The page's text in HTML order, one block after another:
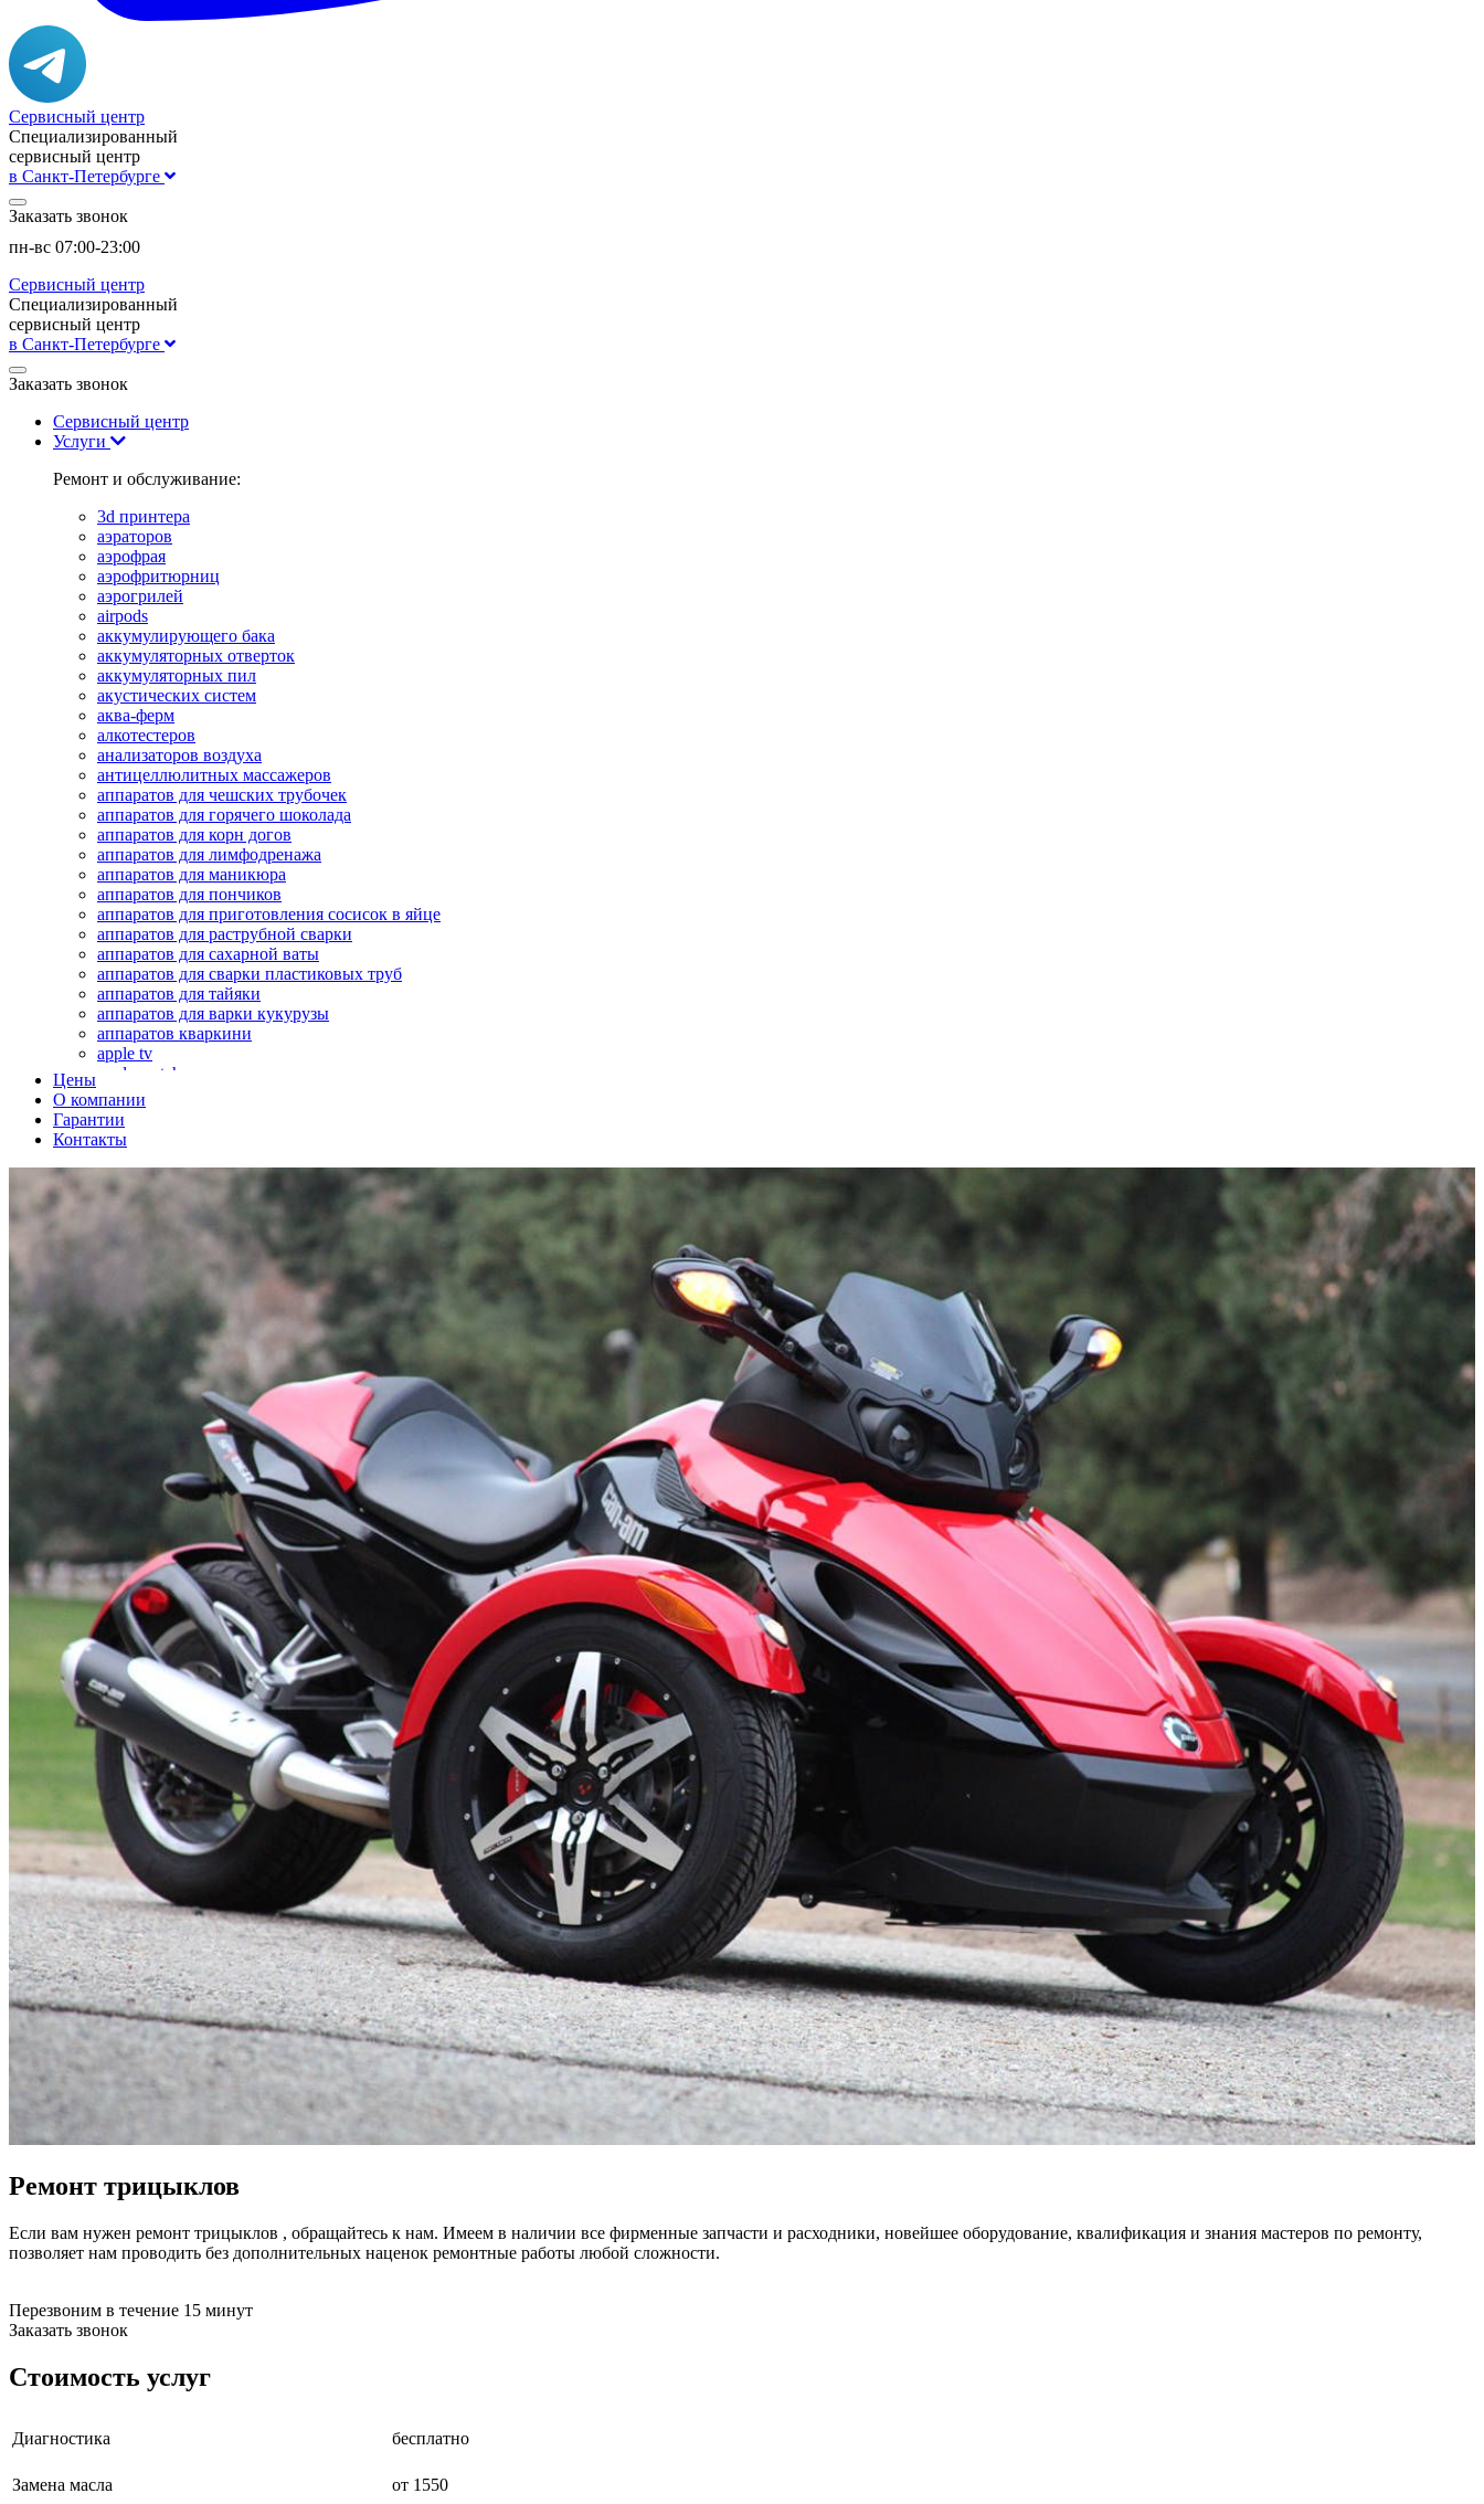
Сервисный центр
Специализированный
сервисный центр
в Санкт-Петербурге
Заказать звонок
пн-вс 07:00-23:00
Сервисный центр
Специализированный
сервисный центр
в Санкт-Петербурге
Заказать звонок
Сервисный центр
Услуги
Ремонт и обслуживание:
3d принтера
аэраторов
аэрофрая
аэрофритюрниц
аэрогрилей
airpods
аккумулирующего бака
аккумуляторных отверток
аккумуляторных пил
акустических систем
аква-ферм
алкотестеров
анализаторов воздуха
антицеллюлитных массажеров
аппаратов для чешских трубочек
аппаратов для горячего шоколада
аппаратов для корн догов
аппаратов для лимфодренажа
аппаратов для маникюра
аппаратов для пончиков
аппаратов для приготовления сосисок в яйце
аппаратов для раструбной сварки
аппаратов для сахарной ваты
аппаратов для сварки пластиковых труб
аппаратов для тайяки
аппаратов для варки кукурузы
аппаратов кваркини
apple tv
apple watch
аромадиффузоров
аромастанций
ароматизаторов воздуха
аудиоплееров
аудиопроцессоров
аудиосистем
аудиоусилителей
авто акустики, автомобильной акустики
авто мониторов
автохолодильников
автокондиционера
автоматики для генераторов
автоматики управления
автоматики вентустановок
автомобильных телевизоров
автотрансформаторов
бактерицидной лампы
беговых дорожек
бензобуров
бензоножниц
бензопил
бензорезов
бензорезов
беспроводных систем мониторинга
беспроводных систем презентаций
бетоноломов
бетономешалок
безменов
биговщиков
биноклей
блендеров
блинниц
блоков автоматики насосов
блоков диспетчеризации
блоков коммутации
блоков охлаждения
блоков подключения
блоков управления
бойлеров
бормашин
брошюраторов
брудеров
будильников
буферных накопителей
буклетмейкеров
бутербродниц
cd проигрывателей
cd ресиверов
чайников
чебуречниц
чековых принтеров
чиллеров
дальномеров
дарсонвалей
датчиков качества воздуха
датчиков протечки
дельташлифмашин
держателей с беспроводной зарядкой автомобильных для телефона
детекторов проводки
Цены
О компании
Гарантии
Контакты
Ремонт трицыклов
Если вам нужен ремонт трицыклов , обращайтесь к нам. Имеем в наличии все фирменные запчасти и расходники, новейшее оборудование, квалификация и знания мастеров по ремонту,
позволяет нам проводить без дополнительных наценок ремонтные работы любой сложности.
Перезвоним в течение 15 минут
Заказать звонок
Стоимость услуг
Диагностика бесплатно
Замена масла от 1550